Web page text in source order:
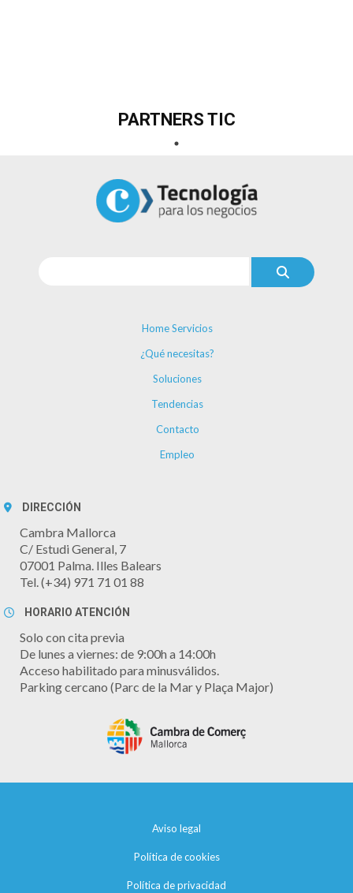
PARTNERS TIC
Home Servicios
¿Qué necesitas?
Soluciones
Tendencias
Contacto
Empleo
DIRECCIÓN
Cambra Mallorca
C/ Estudi General, 7
07001 Palma. Illes Balears
Tel. (+34) 971 71 01 88
HORARIO ATENCIÓN
Solo con cita previa
De lunes a viernes: de 9:00h a 14:00h
Acceso habilitado para minusválidos.
Parking cercano (Parc de la Mar y Plaça Major)
Aviso legal
Política de cookies
Política de privacidad